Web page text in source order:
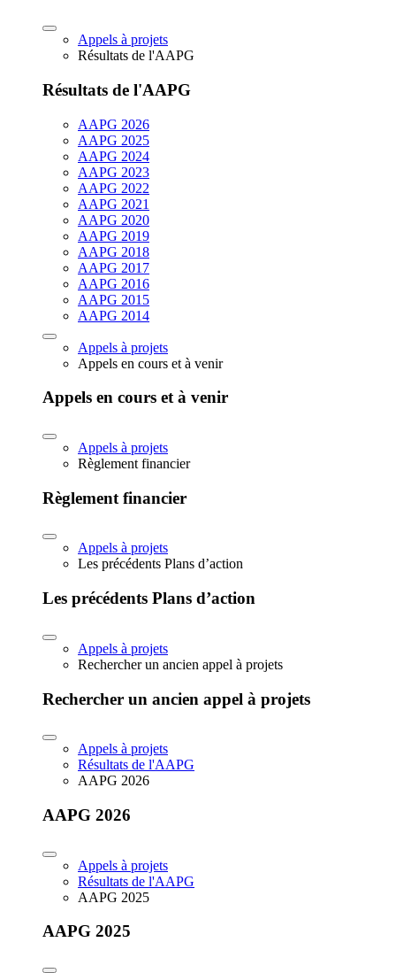
Appels à projets
Résultats de l'AAPG
Résultats de l'AAPG
AAPG 2026
AAPG 2025
AAPG 2024
AAPG 2023
AAPG 2022
AAPG 2021
AAPG 2020
AAPG 2019
AAPG 2018
AAPG 2017
AAPG 2016
AAPG 2015
AAPG 2014
Appels à projets
Appels en cours et à venir
Appels en cours et à venir
Appels à projets
Règlement financier
Règlement financier
Appels à projets
Les précédents Plans d’action
Les précédents Plans d’action
Appels à projets
Rechercher un ancien appel à projets
Rechercher un ancien appel à projets
Appels à projets
Résultats de l'AAPG
AAPG 2026
AAPG 2026
Appels à projets
Résultats de l'AAPG
AAPG 2025
AAPG 2025